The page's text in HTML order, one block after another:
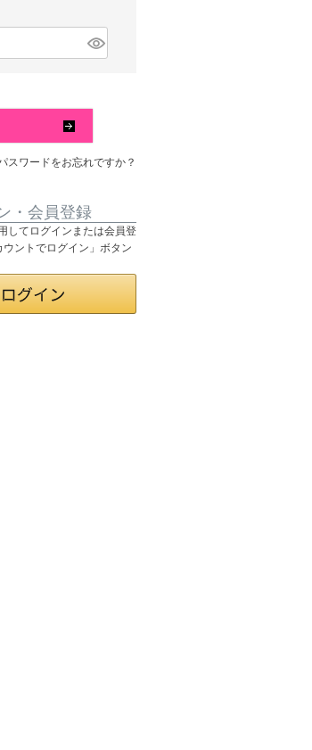
スワードをお忘れですか？
・会員登録
してログインまたは会員登
ントでログイン」ボタン